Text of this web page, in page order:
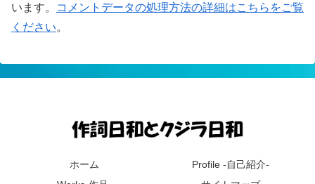
います。
コメントデータの処理方法の詳細はこちらをご覧
ください。
ホーム
Profile -自己紹介-